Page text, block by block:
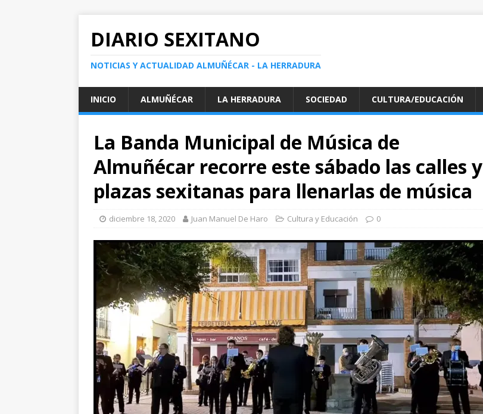
DIARIO SEXITANO
NOTICIAS Y ACTUALIDAD ALMUÑÉCAR - LA HERRADURA
INICIO ALMUÑÉCAR LA HERRADURA SOCIEDAD CULTURA/EDUCACIÓN
La Banda Municipal de Música de
Almuñécar recorre este sábado las calles y
plazas sexitanas para llenarlas de música
diciembre 18, 2020 Juan Manuel De Haro Cultura y Educación 0